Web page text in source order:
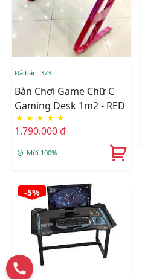
Đã bán: 373
Bàn Chơi Game Chữ C
Gaming Desk 1m2 - RED
★ ★ ★ ★ ★
1.790.000 đ
Mới 100%
-5%